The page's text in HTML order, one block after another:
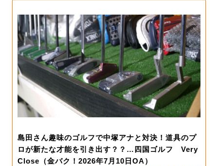
島田さん趣味のゴルフで中塚アナと対決！道具のプ
ロが新たな才能を引き出す？？…四国ゴルフ Very
Close（金バク！2026年7月10日OA）